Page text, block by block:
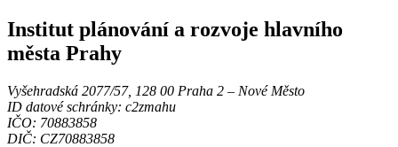
Institut plánování a rozvoje hlavního
města Prahy
Vyšehradská 2077/57, 128 00 Praha 2 ‒ Nové Město
ID datové schránky: c2zmahu
IČO: 70883858
DIČ: CZ70883858